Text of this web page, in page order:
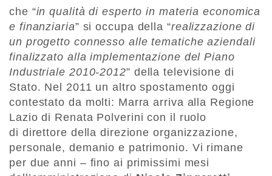
che “in qualità di esperto in materia economica
e finanziaria” si occupa della “realizzazione di
un progetto connesso alle tematiche aziendali
finalizzato alla implementazione del Piano
Industriale 2010-2012” della televisione di
Stato. Nel 2011 un altro spostamento oggi
contestato da molti: Marra arriva alla Regione
Lazio di Renata Polverini con il ruolo
di direttore della direzione organizzazione,
personale, demanio e patrimonio. Vi rimane
per due anni – fino ai primissimi mesi